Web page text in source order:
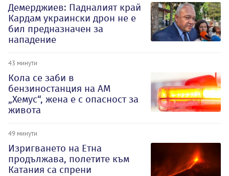
Демерджиев: Падналият край
Кардам украински дрон не е
бил предназначен за
нападение
43 минути
Кола се заби в
бензиностанция на АМ
„Хемус“, жена е с опасност за
живота
49 минути
Изригването на Етна
продължава, полетите към
Катания са спрени